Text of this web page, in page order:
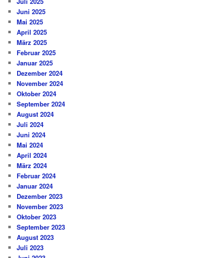
Juni 2025
Mai 2025
April 2025
März 2025
Februar 2025
Januar 2025
Dezember 2024
November 2024
Oktober 2024
September 2024
August 2024
Juli 2024
Juni 2024
Mai 2024
April 2024
März 2024
Februar 2024
Januar 2024
Dezember 2023
November 2023
Oktober 2023
September 2023
August 2023
Juli 2023